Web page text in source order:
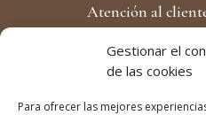
Gestionar el
de las cookies
Para ofrecer las mejores
Atención al
Formulario